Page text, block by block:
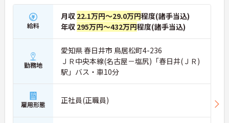
給料
月収 22.1万円～29.0万円程度(諸手当込)
年収 295万円～432万円程度(諸手当込)
勤務地
愛知県 春日井市 鳥居松町4-236
ＪＲ中央本線(名古屋－塩尻)「春日井(ＪＲ)
駅」バス・車10分
雇用形態 正社員(正職員)